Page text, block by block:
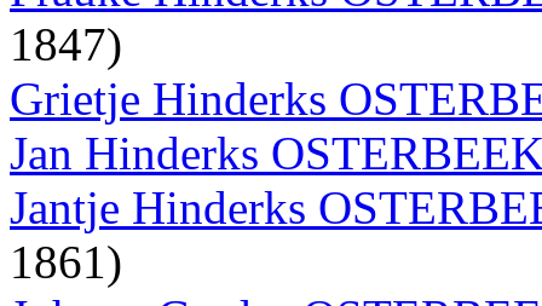
1847)
Grietje Hinderks
Jan Hinderks
Jantje Hinderks
1861)